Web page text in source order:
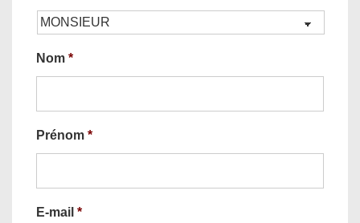
Nom *
Prénom *
E-mail *